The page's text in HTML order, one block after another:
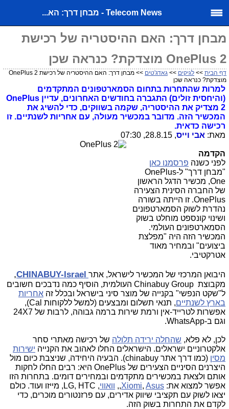
Telecom News - מבחן דרך: הא...
מבחן דרך: האם ההיסטריה של רכישת
OnePlus 2 מוצדקת? כנראה שכן
דף הבית >> לגיקים >> גאדג'טים
>> מבחן דרך: האם ההיסטריה של רכישת OnePlus 2
מוצדקת? כנראה שכן
למרות שהתחרות בתחום הסמארטפונים המתקדמים
(והיחסית זולים) התגברה בחודשים האחרונים, עדיין OnePlus
2 מצדיק את ההיסטריה, שקמה בשווקים, כדי להשיג את
המכשיר הזה. מדובר במכשיר מעולה, עם אחריות לשנתיים. זו
רכישה כדאית.
מאת: אבי וייס, 28.8.15, 07:30
הקדמה
לפני כשנה פרסמנו כאן
"מבחן דרך" ל-OnePlus
One, מכשיר הדגל הראשון
של החברה הסינית הצעירה
OnePlus. זו הייתה בשורה
נהדרת לשוק הסמארטפונים
ושינוי קונספט מוחלט בשוק
הסמארטפונים העולמי.
המכשיר הזה היה "מפלצת
ביצועים" ובמחיר מאוד
אטרקטיבי.
היבואן המרכזי של המכשיר לישראל, אתר CHINABUY-Israel
,
מקבוצת Chinabuy Group העולמית, הוסיף כמה נדבכים חשובים
ל"שקט הנפשי" בקנייה של מוצר סיני בישראל ובכלל זה אחריות
בארץ לשנתיים
, תנאי תשלום ומבצעים (למשל ללקוחות Cal),
אפשרות לטרייד-אין ורמת שירות ברמה גבוהה, לרבות של 24X7
וגם ב-WhatsApp.
לכן, לא פלא, שהחלה ירידה תלולה של רכישה מאתרי סחר
אלקטרוניים ישראלים. הישראלים החלו לאהוב את הקנייה ישירות
מסין
(כמו דרך אתר chinabuy). הבעיה היחידה, שניצבת כיום מול
היצרנים הסיניים הצעירים של OnePlus היא: רבים החלו לחקות
אותם ולצאת במכשירים מתקדמים ובמחירים דומים. בתחרות הזו
אפשר למצוא את:
Xiomi, Asus
,, וואווי
, LG, HTC, מייזו ועוד. כולם
יצאו לשוק עם תקציבי שיווק אדירים, עם פרזנטורים מוכרים, כדי
לקדם את התחרות בשוק הזה.